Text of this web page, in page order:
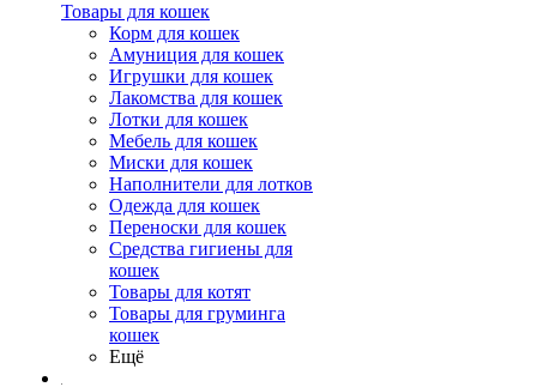
Товары для кошек
Корм для кошек
Амуниция для кошек
Игрушки для кошек
Лакомства для кошек
Лотки для кошек
Мебель для кошек
Миски для кошек
Наполнители для лотков
Одежда для кошек
Переноски для кошек
Средства гигиены для
кошек
Товары для котят
Товары для груминга
кошек
Ещё